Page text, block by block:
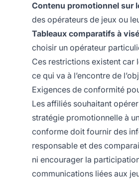
Contenu promotionnel sur
des opérateurs de jeux ou
Tableaux comparatifs à
choisir un opérateur
Ces restrictions existent car
ce qui va à l’encontre de
Exigences de conformité
Les affiliés souhaitant
stratégie promotionnelle à
conforme doit fournir des
responsable et des
ni encourager la
communications liées aux